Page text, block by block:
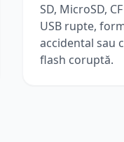
SD, MicroSD,
USB rupte,
accidental sau
flash coruptă.